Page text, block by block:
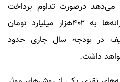
می‌دهد درصورت تداوم پرداخت
یارانه‌های تشویقی، رقم یارانه‌ها به ۴۰۲هزار میلیارد تومان
در بودجه سال جاری حدود